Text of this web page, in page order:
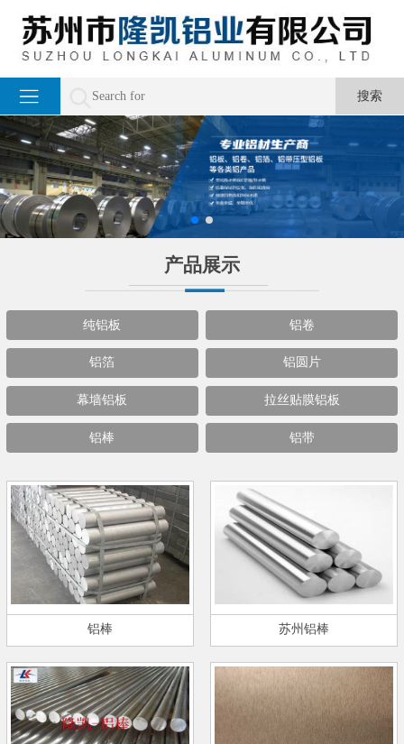
产品展示
纯铝板 铝卷
铝箔 铝圆片
幕墙铝板 拉丝贴膜铝板
铝棒 铝带
铝棒 苏州铝棒